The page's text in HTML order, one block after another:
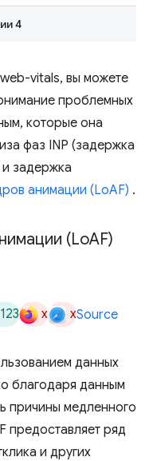
4
vitals, вы можете
проблемных
которые она
фаз INP (задержка
задержка
анимации (LoAF) .
(LoAF)
123 x xSource
данных
благодаря данным
причины медленного
предоставляет ряд
и других